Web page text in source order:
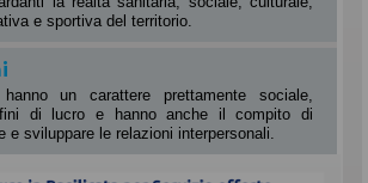
e sportiva del territorio.
un carattere prettamente sociale,
di lucro e hanno anche il compito di
e sviluppare le relazioni interpersonali.